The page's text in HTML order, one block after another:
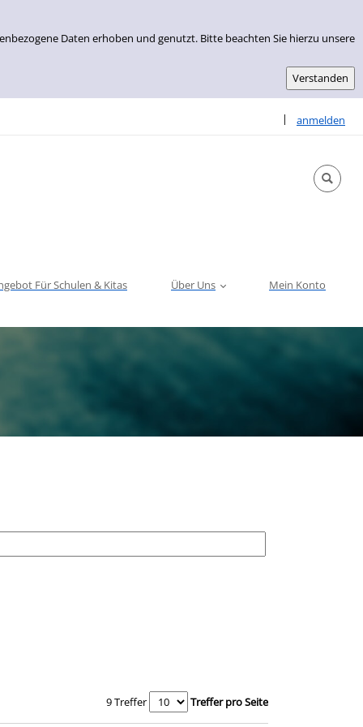
Daten erhoben und genutzt. Bitte beachten Sie hierzu unsere
| anmelden
Sprache
Für Schulen & Kitas Über Uns Mein Konto
9 Treffer Treffer pro Seite